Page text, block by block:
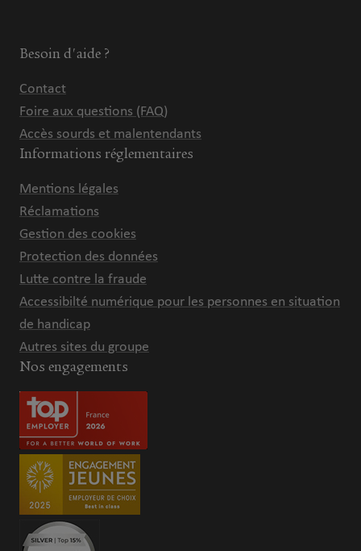
Besoin d'aide ?
Contact
Foire aux questions (FAQ)
Accès sourds et malentendants
Informations réglementaires
Mentions légales
Réclamations
Gestion des cookies
Protection des données
Lutte contre la fraude
Accessibilté numérique pour les personnes en situation
de handicap
Autres sites du groupe
Nos engagements